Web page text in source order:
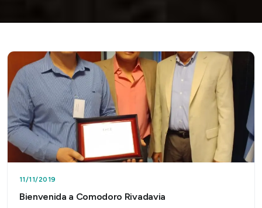
11/11/2019
Bienvenida a Comodoro Rivadavia